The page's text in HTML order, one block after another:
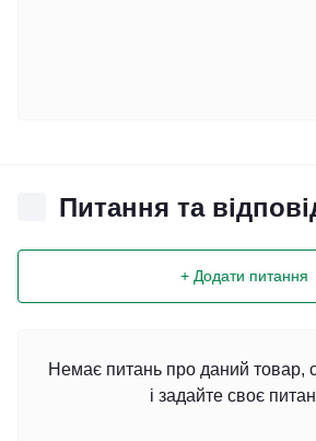
Питання та
+ Додати питання
Немає питань про даний товар,
і задайте своє